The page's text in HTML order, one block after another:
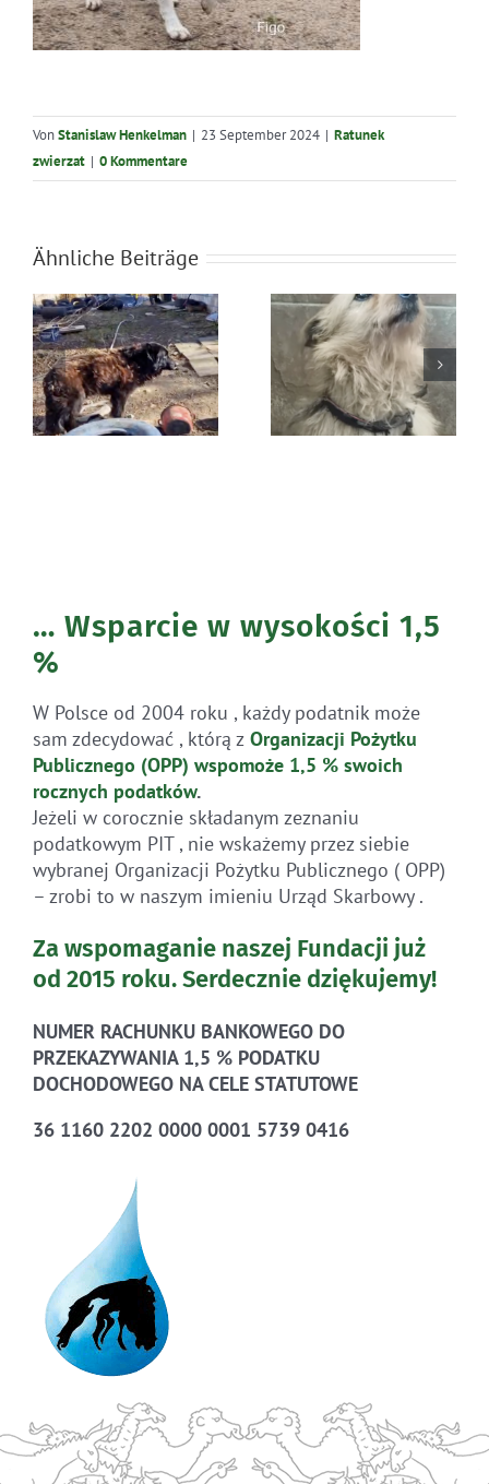
VonStanislaw Henkelman | 23 September 2024 | Ratunek
zwierzat | 0 Kommentare
Ähnliche Beiträge
Błąkała się
sama w lesie
Ratunek Lesia
… Wsparcie w wysokości 1,5
%
W Polsce od 2004 roku , każdy podatnik może
sam zdecydować , którą zOrganizacji Pożytku
Publicznego (OPP) wspomoże 1,5 % swoich
rocznych podatków.
Jeżeli w corocznie składanym zeznaniu
podatkowym PIT , nie wskażemy przez siebie
wybranej Organizacji Pożytku Publicznego ( OPP)
– zrobi to w naszym imieniu Urząd Skarbowy .
Za wspomaganie naszej Fundacji już
od 2015 roku.Serdecznie dziękujemy!
NUMER RACHUNKU BANKOWEGO DO
PRZEKAZYWANIA 1,5 % PODATKU
DOCHODOWEGO NA CELE STATUTOWE
36 1160 2202 0000 0001 5739 0416